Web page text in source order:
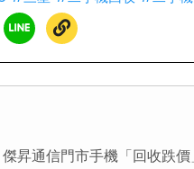
昇通信門市手機「回收跌